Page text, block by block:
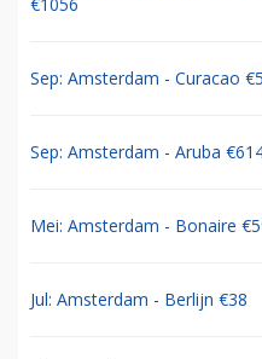
Sep: Amsterdam - Curacao
Sep: Amsterdam - Aruba
Mei: Amsterdam - Bonaire
Jul: Amsterdam - Berlijn €38